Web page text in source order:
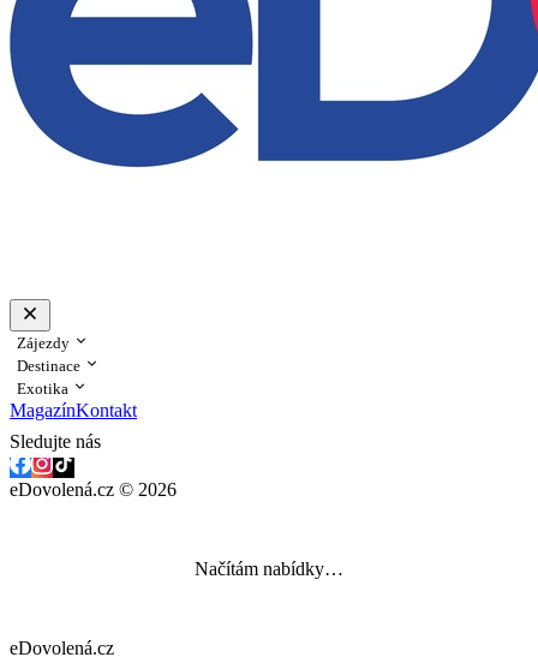
Zájezdy
Destinace
Exotika
MagazínKontakt
Sledujte nás
eDovolená.cz © 2026
Načítám nabídky…
eDovolená.cz